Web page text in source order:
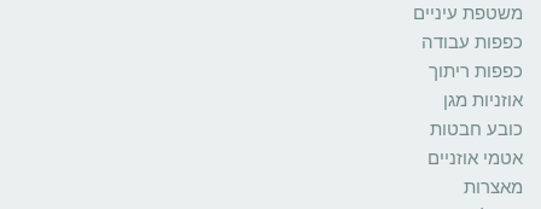
משטפת עיניים
כפפות עבודה
כפפות ריתוך
אוזניות מגן
כובע חבטות
אטמי אוזניים
מאצרות